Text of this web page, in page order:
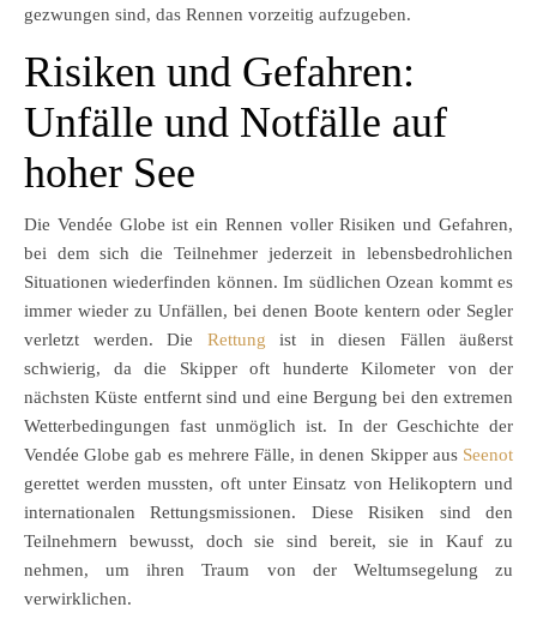
gezwungen sind, das Rennen vorzeitig aufzugeben.
Risiken und Gefahren:
Unfälle und Notfälle auf
hoher See
Die Vendée Globe ist ein Rennen voller Risiken und Gefahren,
bei dem sich die Teilnehmer jederzeit in lebensbedrohlichen
Situationen wiederfinden können. Im südlichen Ozean kommt es
immer wieder zu Unfällen, bei denen Boote kentern oder Segler
verletzt werden. Die Rettung ist in diesen Fällen äußerst
schwierig, da die Skipper oft hunderte Kilometer von der
nächsten Küste entfernt sind und eine Bergung bei den extremen
Wetterbedingungen fast unmöglich ist. In der Geschichte der
Vendée Globe gab es mehrere Fälle, in denen Skipper aus Seenot
gerettet werden mussten, oft unter Einsatz von Helikoptern und
internationalen Rettungsmissionen. Diese Risiken sind den
Teilnehmern bewusst, doch sie sind bereit, sie in Kauf zu
nehmen, um ihren Traum von der Weltumsegelung zu
verwirklichen.